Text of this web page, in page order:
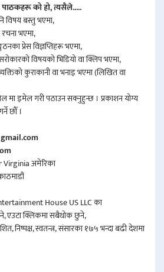
पाठकहरू को हो, त्यसैले.....
विषय बस्तु भएमा,
भएमा,
प्रेस विज्ञप्तिहरू भएमा,
विषयको भिडियो वा क्लिप भएमा,
कुराकानी वा भनाइ भएमा (लिखित वा
मा इमेल गरी पठाउन सक्नुहुन्छ । प्रकाशन योग्य
छौँ ।
Virginia अमेरिका
House US LLC का
एउटा क्लिकमा सबैथोक छुने,
निष्पक्ष, स्वतन्त्र, संसारका १७५ भन्दा बढी देशमा